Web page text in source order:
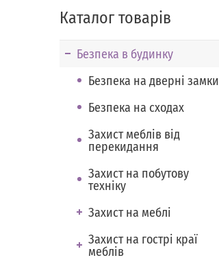
Каталог товарів
Безпека в будинку
Безпека на дверні замки
Безпека на сходах
Захист меблів від
перекидання
Захист на побутову
техніку
Захист на меблі
Захист на гострі краї
меблів